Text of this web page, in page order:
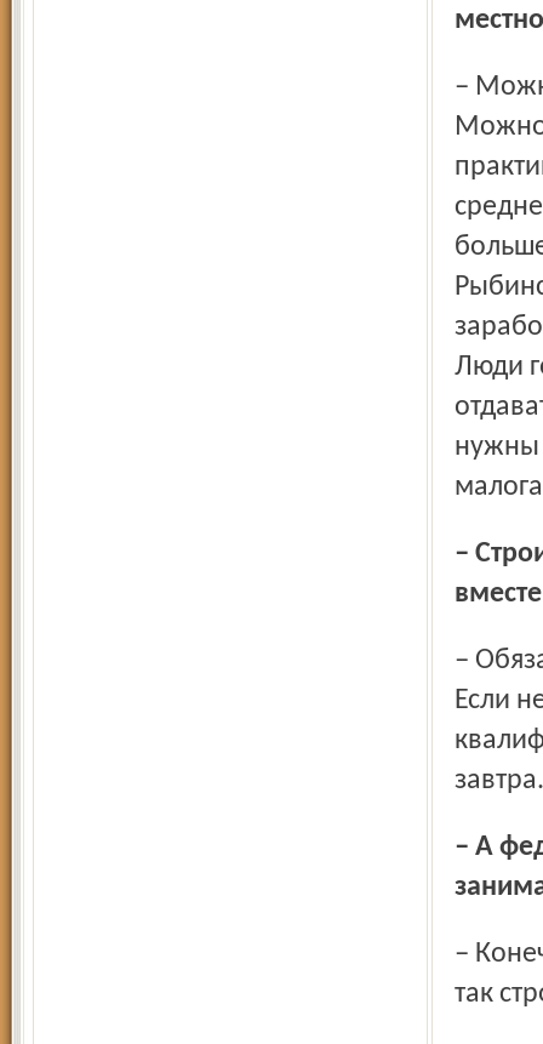
– Можно. Но для этого нужно принимать решения.
Можно
Люди
нужны
– Строительство общежитий может взять на себя область
– Обязаны взять. Проблема общежитий стоит очень остро.
Если
завтра.
– А федеральное законодательство позволяет
– Конечно. Калужская, Белгород­ская, Орловская области
так